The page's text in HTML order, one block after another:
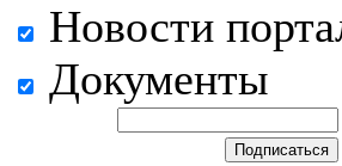
Новости
Документы